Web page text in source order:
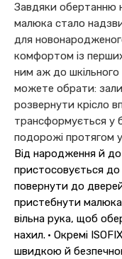
Завдяки обертанню
малюка стало
для
комфортом із
ним аж до шкільного
можете обрати:
розвернути крісло
трансформується у
подорожі протягом
Від народження й до
пристосовується
повернути до
пристебнути
вільна рука, щоб
нахил. • Окремі
швидкою й